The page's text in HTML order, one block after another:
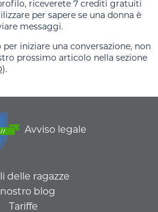
riceverete 7 crediti gratuiti
per sapere se una donna è
messaggi.
iniziare una conversazione, non
prossimo articolo nella sezione
Avviso legale
delle ragazze
blog
Tariffe